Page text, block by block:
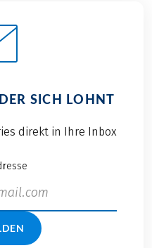
SICH LOHNT
direkt in Ihre Inbox